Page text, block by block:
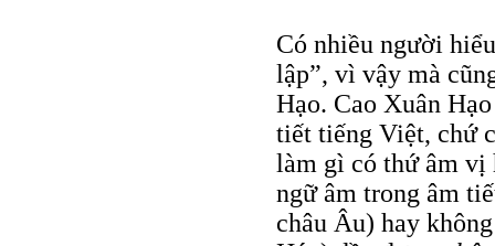
Có nhiều người
lập”, vì vậy mà
Hạo. Cao Xuân
tiết tiếng Việt, chứ
làm gì có thứ âm vị
ngữ âm trong âm
châu Âu) hay